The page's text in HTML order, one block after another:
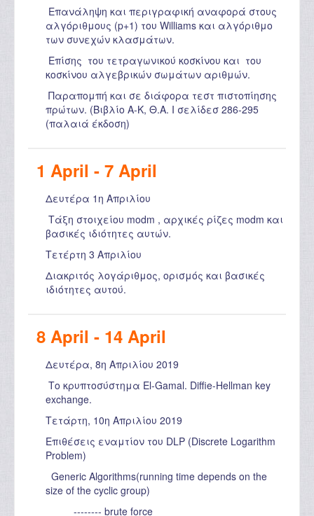
Επανάληψη και περιγραφική αναφορά στους
αλγόριθμους (p+1) του Williams και αλγόριθμο
των συνεχών κλασμάτων.
Επίσης του τετραγωνικού κοσκίνου και του
κοσκίνου αλγεβρικών σωμάτων αριθμών.
Παραπομπή και σε διάφορα τεστ πιστοπίησης
πρώτων. (Βιβλίο Α-Κ, Θ.Α. Ι σελίδεσ 286-295
(παλαιά έκδοση)
1 April - 7 April
Δευτέρα 1η Απριλίου
Τάξη στοιχείου modm , αρχικές ρίζες modm και
βασικές ιδιότητες αυτών.
Τετέρτη 3 Απριλίου
Διακριτός λογάριθμος, ορισμός και βασικές
ιδιότητες αυτού.
8 April - 14 April
Δευτέρα, 8η Απριλίου 2019
Το κρυπτοσύστημα El-Gamal. Diffie-Hellman key
exchange.
Τετάρτη, 10η Απριλίου 2019
Επιθέσεις εναμτίον του DLP (Discrete Logarithm
Problem)
Generic Algorithms(running time depends on the
size of the cyclic group)
-------- brute force